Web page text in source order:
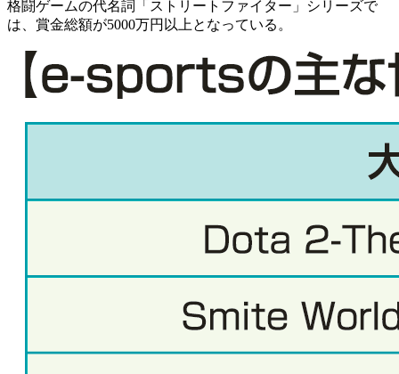
格闘ゲームの代名詞「ストリートファイター」シリーズで
は、賞金総額が5000万円以上となっている。